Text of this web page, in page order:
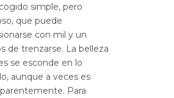
simple, pero
que puede
con mil y un
de trenzarse. La belleza
se esconde en lo
aunque a veces es
Para